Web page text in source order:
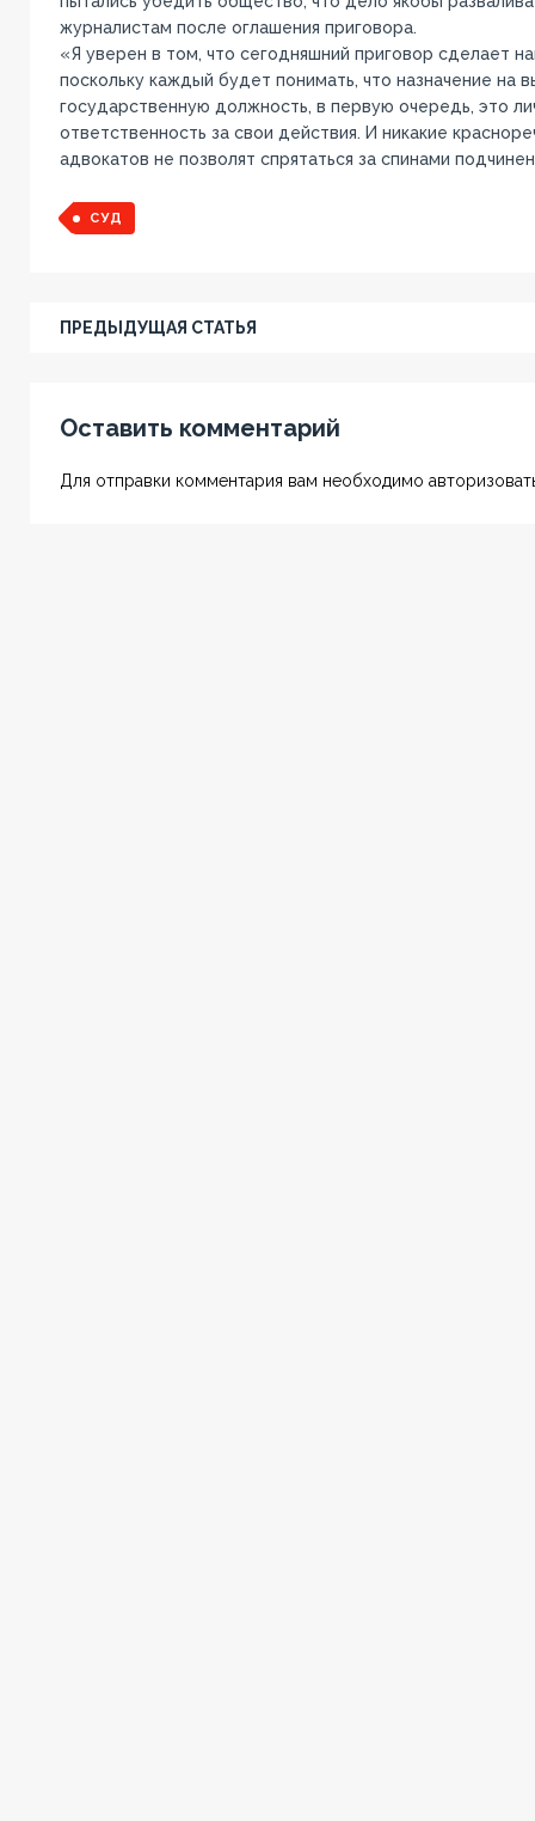
журналистам после оглашения приговора.
«Я уверен в том, что сегодняшний приговор сделает
поскольку каждый будет понимать, что назначение на
государственную должность, в первую очередь, это
ответственность за свои действия. И никакие
адвокатов не позволят спрятаться за спинами
СУД
ПРЕДЫДУЩАЯ СТАТЬЯ
Оставить комментарий
Для отправки комментария вам необходимо